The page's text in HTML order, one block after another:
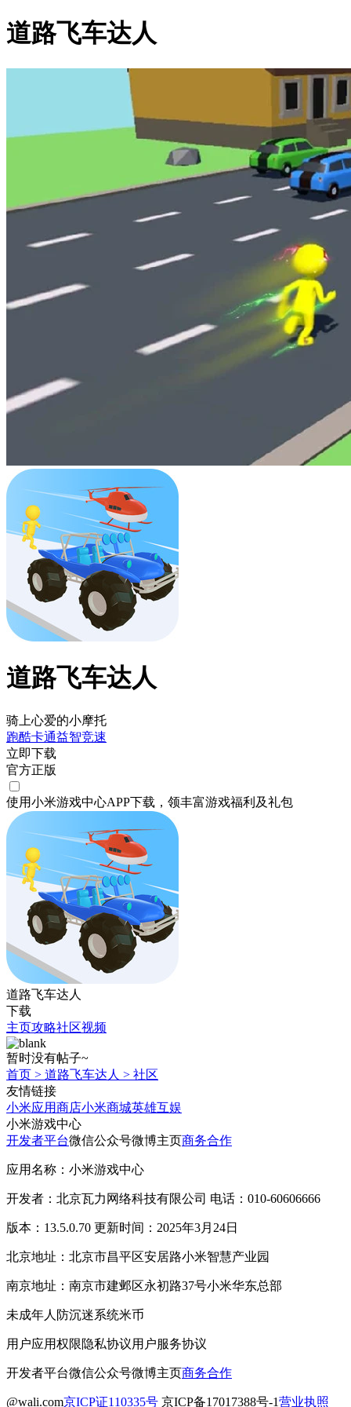
道路飞车达人
道路飞车达人
骑上心爱的小摩托
跑酷卡通益智竞速
立即下载
官方正版
使用小米游戏中心APP下载 ，领丰富游戏福利 及礼包
道路飞车达人
下载
主页攻略社区视频
暂时没有帖子~
首页 > 道路飞车达人 > 社区
友情链接
小米应用商店小米商城英雄互娱
小米游戏中心
开发者平台微信公众号微博主页商务合作
应用名称：小米游戏中心
开发者：北京瓦力网络科技有限公司 电话：010-60606666
版本：13.5.0.70 更新时间：2025年3月24日
北京地址：北京市昌平区安居路小米智慧产业园
南京地址：南京市建邺区永初路37号小米华东总部
未成年人防沉迷系统米币
用户应用权限隐私协议用户服务协议
开发者平台微信公众号微博主页商务合作
@wali.com京ICP证110335号 京ICP备17017388号-1营业执照